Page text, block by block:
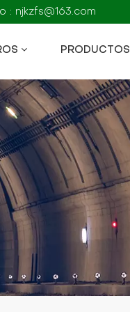
: njkzfs@163.com
PRODUCTOS